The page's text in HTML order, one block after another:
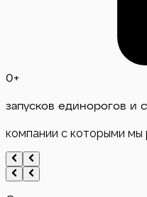
0+
запусков единорогов и
компании с которыми мы